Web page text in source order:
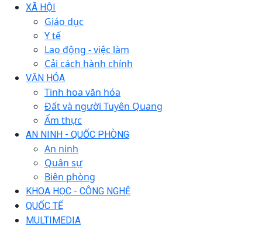
XÃ HỘI
Giáo dục
Y tế
Lao động - việc làm
Cải cách hành chính
VĂN HÓA
Tinh hoa văn hóa
Đất và người Tuyên Quang
Ẩm thực
AN NINH - QUỐC PHÒNG
An ninh
Quân sự
Biên phòng
KHOA HỌC - CÔNG NGHỆ
QUỐC TẾ
MULTIMEDIA